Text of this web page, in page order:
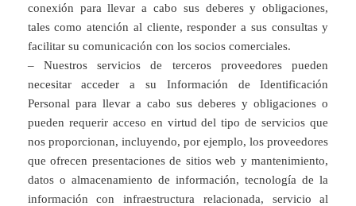
conexión para llevar a cabo sus deberes y obligaciones,
tales como atención al cliente, responder a sus consultas y
facilitar su comunicación con los socios comerciales.
– Nuestros servicios de terceros proveedores pueden
necesitar acceder a su Información de Identificación
Personal para llevar a cabo sus deberes y obligaciones o
pueden requerir acceso en virtud del tipo de servicios que
nos proporcionan, incluyendo, por ejemplo, los proveedores
que ofrecen presentaciones de sitios web y mantenimiento,
datos o almacenamiento de información, tecnología de la
información con infraestructura relacionada, servicio al